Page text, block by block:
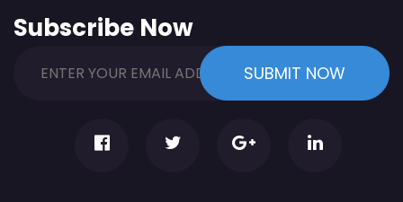
Subscribe Now